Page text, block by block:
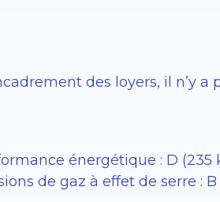
des loyers, il n’y a
énergétique : D (235
de gaz à effet de serre : B